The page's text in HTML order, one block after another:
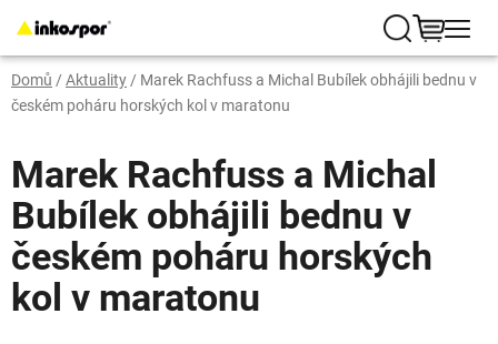
na
obsah
Hledat
KOŠÍK
Domů / Aktuality/ Marek Rachfuss a Michal Bubílek obhájili bednu v
českém poháru horských kol v maratonu
Marek Rachfuss a Michal
Bubílek obhájili bednu v
českém poháru horských
kol v maratonu